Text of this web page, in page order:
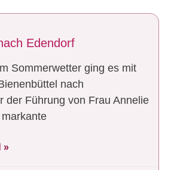
Edendorf
Sommerwetter ging es mit
nach
der Führung von Frau Annelie
»